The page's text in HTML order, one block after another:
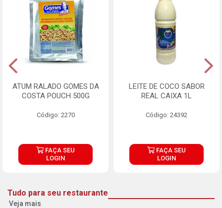
ATUM RALADO GOMES DA
COSTA POUCH 500G
Código: 2270
FAÇA SEU
LOGIN
LEITE DE COCO SABOR
REAL CAIXA 1L
Código: 24392
FAÇA SEU
LOGIN
Tudo para seu restaurante
Veja mais